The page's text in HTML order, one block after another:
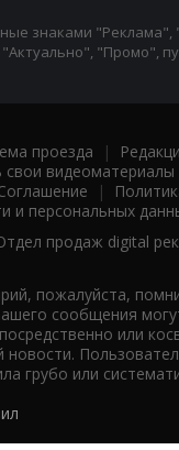
знаками "Реклама",
"Промо",
проезда |
свои видеоматериалы
|
и персональных
продаж digital
пожалуйста,
сообщения
или
новости.
грубо или